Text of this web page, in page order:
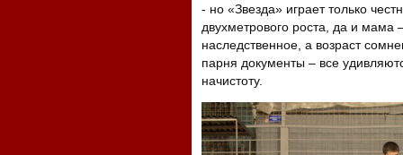
- но «Звезда» играет только
двухметрового роста, да и мама
наследственное, а возраст
парня документы – все
начистоту.